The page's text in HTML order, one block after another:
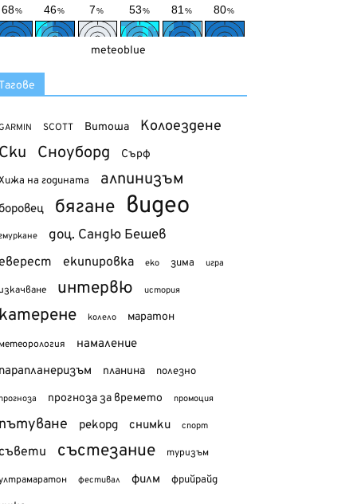
meteoblue
SCOTT Витоша Колоездене
Сноуборд Сърф
на годината алпинизъм
бягане видео
доц. Сандю Бешев
екипировка еко зима игра
интервю история
колело маратон
намаление
планина полезно
прогноза за времето промоция
рекорд снимки спорт
състезание туризъм
фестивал филм фрийрайд